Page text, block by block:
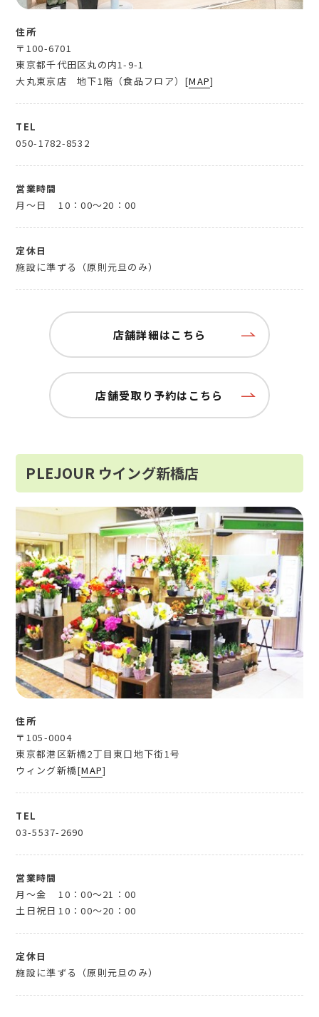
住所
〒100-6701
東京都千代田区丸の内1-9-1
大丸東京店 地下1階（食品フロア）[MAP]
TEL
050-1782-8532
営業時間
月～日
10：00～20：00
定休日
施設に準ずる（原則元旦のみ）
店舗詳細はこちら
店舗受取り予約はこちら
PLEJOUR ウイング新橋店
住所
〒105-0004
東京都港区新橋2丁目東口地下街1号
ウィング新橋[MAP]
TEL
03-5537-2690
営業時間
月～金
10：00～21：00
土日祝日 10：00～20：00
定休日
施設に準ずる（原則元旦のみ）